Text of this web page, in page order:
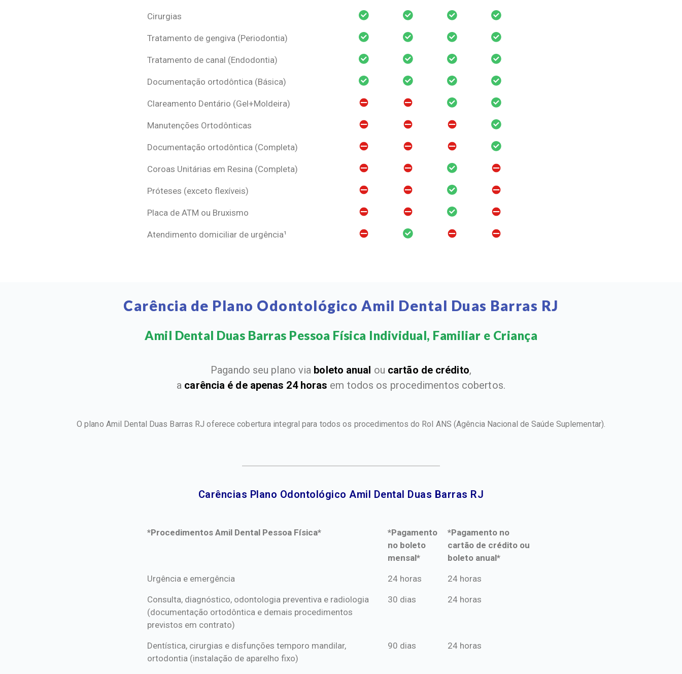
Cirurgias
Tratamento de gengiva (Periodontia)
Tratamento de canal (Endodontia)
Documentação ortodôntica (Básica)
Clareamento Dentário (Gel+Moldeira)
Manutenções Ortodônticas
Documentação ortodôntica (Completa)
Coroas Unitárias em Resina (Completa)
Próteses (exceto flexíveis)
Placa de ATM ou Bruxismo
Atendimento domiciliar de urgência¹
Carência de Plano Odontológico Amil Dental Duas Barras RJ
Amil Dental Duas Barras Pessoa Física Individual, Familiar e Criança​
Pagando seu plano via boleto anual ou cartão de crédito,
a carência é de apenas 24 horas em todos os procedimentos cobertos.
O plano Amil Dental Duas Barras RJ oferece cobertura integral para todos os procedimentos do Rol ANS(Agência Nacional de Saúde Suplementar).
Carências Plano Odontológico Amil Dental Duas Barras RJ​
*Procedimentos Amil Dental Pessoa Física*
*Pagamento
no boleto
mensal*
*Pagamento no
cartão de crédito ou
boleto anual*
*Procedimentos Amil Dental Pessoa Física*
*Pagamento
mensal*
*Pagamento no
boleto anual*
Urgência e emergência 24 horas 24 horas
Consulta, diagnóstico, odontologia preventiva e radiologia
(documentação ortodôntica e demais procedimentos
previstos em contrato)
30 dias 24 horas
Dentística, cirurgias e disfunções temporo mandilar,
ortodontia (instalação de aparelho fixo)
90 dias 24 horas